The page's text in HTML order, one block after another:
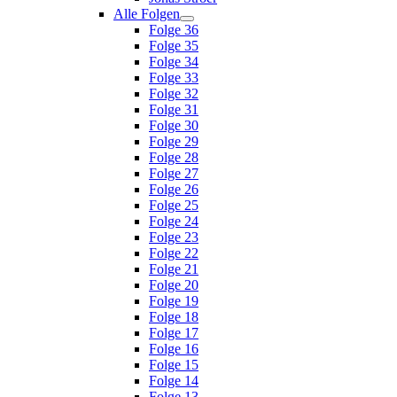
Alle Folgen
Folge 36
Folge 35
Folge 34
Folge 33
Folge 32
Folge 31
Folge 30
Folge 29
Folge 28
Folge 27
Folge 26
Folge 25
Folge 24
Folge 23
Folge 22
Folge 21
Folge 20
Folge 19
Folge 18
Folge 17
Folge 16
Folge 15
Folge 14